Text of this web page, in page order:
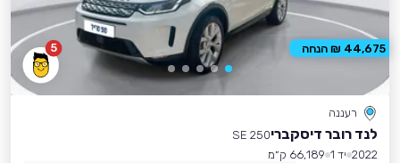
5
רעננה
לנד רובר דיסקבריSE 250
2022 יד 1
66,189 ק״מ
44,675 ₪ הנחה